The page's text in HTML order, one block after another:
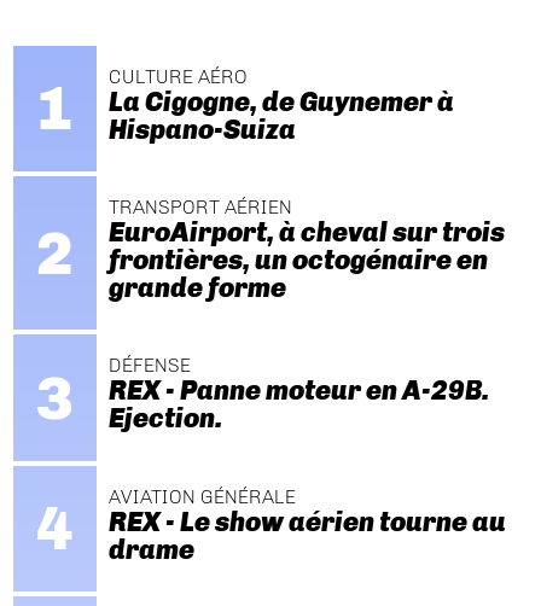
CULTURE AÉRO
La Cigogne, de Guynemer à
Hispano-Suiza
TRANSPORT AÉRIEN
EuroAirport, à cheval sur trois
frontières, un octogénaire en
grande forme
DÉFENSE
REX - Panne moteur en A-29B.
Ejection.
AVIATION GÉNÉRALE
REX - Le show aérien tourne au
drame